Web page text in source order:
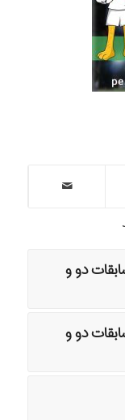
دو و
دو و